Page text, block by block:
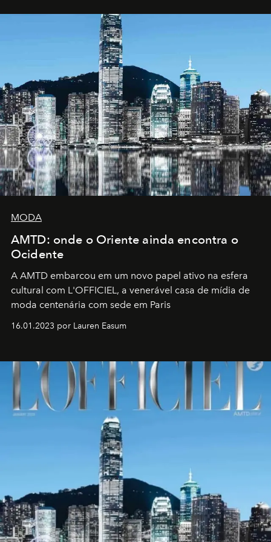
MODA
AMTD: onde o Oriente ainda encontra o
Ocidente
A AMTD embarcou em um novo papel ativo na esfera
cultural com L'OFFICIEL, a venerável casa de mídia de
moda centenária com sede em Paris
16.01.2023 por Lauren Easum